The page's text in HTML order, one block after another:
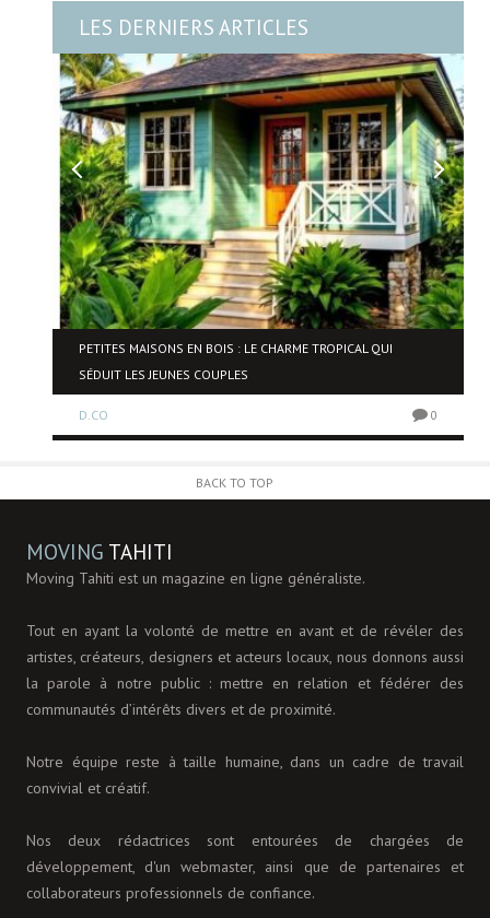
LES DERNIERS ARTICLES
PETITES MAISONS EN BOIS : LE CHARME TROPICAL QUI
SÉDUIT LES JEUNES COUPLES
D.CO 0
BACK TO TOP
MOVING TAHITI
Moving Tahiti est un magazine en ligne généraliste.
Tout en ayant la volonté de mettre en avant et de révéler des
artistes, créateurs, designers et acteurs locaux, nous donnons aussi
la parole à notre public : mettre en relation et fédérer des
communautés d’intérêts divers et de proximité.
Notre équipe reste à taille humaine, dans un cadre de travail
convivial et créatif.
Nos deux rédactrices sont entourées de chargées de
développement, d'un webmaster, ainsi que de partenaires et
collaborateurs professionnels de confiance.